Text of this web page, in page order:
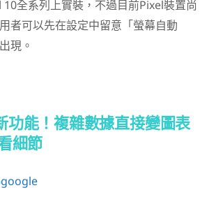
全系列上實裝，不過目前Pixel裝置尚
者可以先在設定中留意「螢幕自動
現。
能！複雜數據直接變圖表
細節